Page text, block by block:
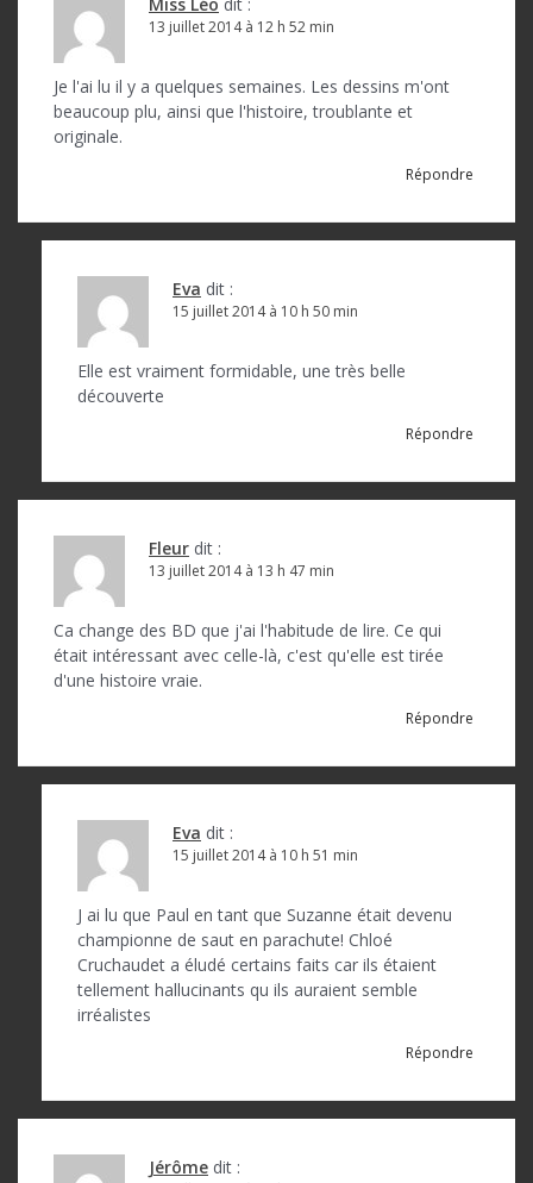
’
13 juillet 2014 à 12 h 52 min
Je l'ai lu il y a quelques semaines. Les dessins m'ont
beaucoup plu, ainsi que l'histoire, troublante et
originale.
Répondre
Eva dit :
15 juillet 2014 à 10 h 50 min
Elle est vraiment formidable, une très belle
découverte
Répondre
Fleur dit :
13 juillet 2014 à 13 h 47 min
Ca change des BD que j'ai l'habitude de lire. Ce qui
était intéressant avec celle-là, c'est qu'elle est tirée
d'une histoire vraie.
Répondre
Eva dit :
15 juillet 2014 à 10 h 51 min
J ai lu que Paul en tant que Suzanne était devenu
championne de saut en parachute! Chloé
Cruchaudet a éludé certains faits car ils étaient
tellement hallucinants qu ils auraient semble
irréalistes
Répondre
Jérôme dit :